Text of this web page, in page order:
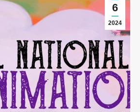
6
2024